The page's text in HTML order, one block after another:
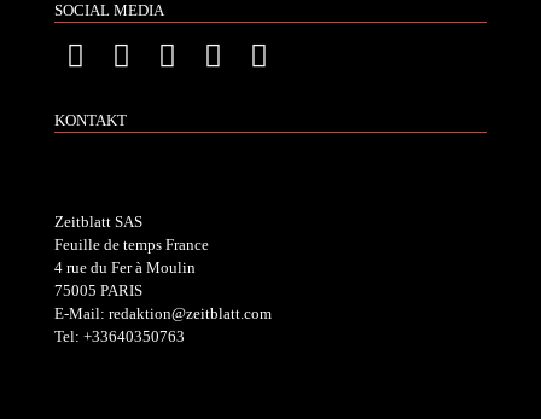
SOCIAL MEDIA
KONTAKT
Zeitblatt SAS
Feuille de temps France
4 rue du Fer à Moulin
75005 PARIS
E-Mail: redaktion@zeitblatt.com
Tel: +33640350763